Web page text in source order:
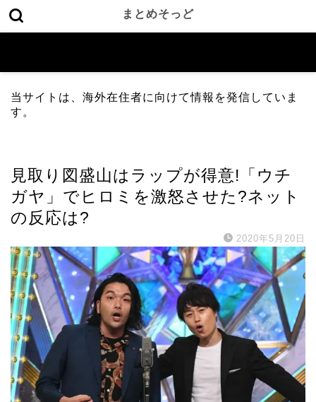
まとめそっど
当サイトは、海外在住者に向けて情報を発信していま
す。
見取り図盛山はラップが得意!「ウチ
ガヤ」でヒロミを激怒させた?ネット
の反応は?
2020年5月20日